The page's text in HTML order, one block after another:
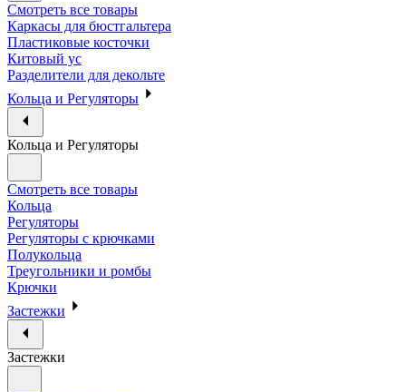
Смотреть все товары
Каркасы для бюстгальтера
Пластиковые косточки
Китовый ус
Разделители для декольте
Кольца и Регуляторы
Кольца и Регуляторы
Смотреть все товары
Кольца
Регуляторы
Регуляторы с крючками
Полукольца
Треугольники и ромбы
Крючки
Застежки
Застежки